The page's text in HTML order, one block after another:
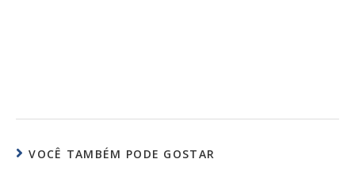
VOCÊ TAMBÉM PODE GOSTAR